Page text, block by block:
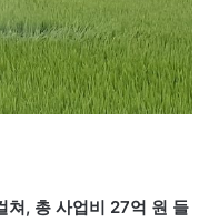
쳐, 총 사업비 27억 원 들